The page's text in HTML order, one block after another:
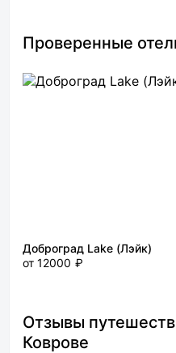
Проверенные
Доброград Lake (Лэйк)
от 12000 ₽
Отзывы
Коврове